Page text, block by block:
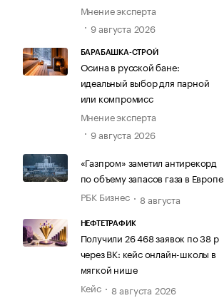
Мнение эксперта
9 августа 2026
БАРАБАШКА-СТРОЙ
Осина в русской бане:
идеальный выбор для парной
или компромисс
Мнение эксперта
9 августа 2026
«Газпром» заметил антирекорд
по объему запасов газа в Европе
РБК Бизнес
8 августа
НЕФТЕТРАФИК
Получили 26 468 заявок по 38 р
через ВК: кейс онлайн-школы в
мягкой нише
Кейс
8 августа 2026